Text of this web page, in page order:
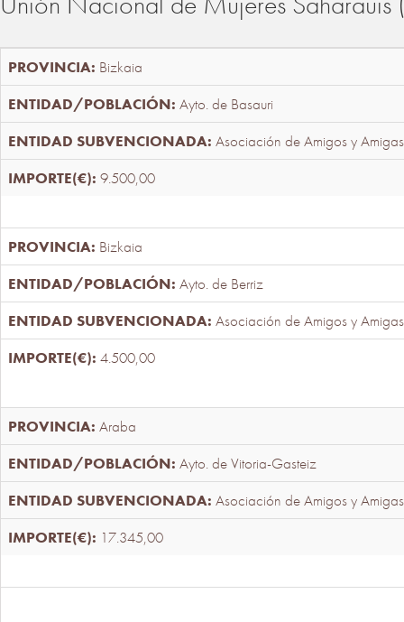
Bizkaia
Ayto. de Basauri
Asociación de Amigos y
9.500,00
Bizkaia
Ayto. de Berriz
Asociación de Amigos y
4.500,00
Araba
Ayto. de Vitoria-Gasteiz
Asociación de Amigos y
17.345,00